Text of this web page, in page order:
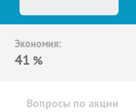
Экономия:
41 %
Вопросы по акции